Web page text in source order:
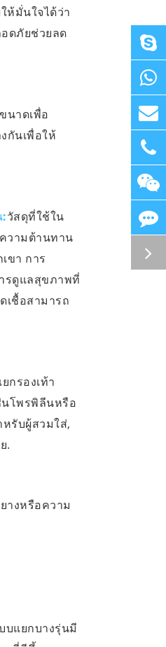
ห้มั่นใจได้ว่า
ดภัยช่วยลด
นาดเพื่อ
กันเพื่อให้
วัสดุที่ใช้ใน
วามต้านทาน
ขา การ
รดูแลสุขภาพที่
เชื้อสามารถ
กรองเท้า
นโพรพิลีนหรือ
หรับผู้สวมใส่,
.
างหรือความ
บแยกบางรุ่นมี